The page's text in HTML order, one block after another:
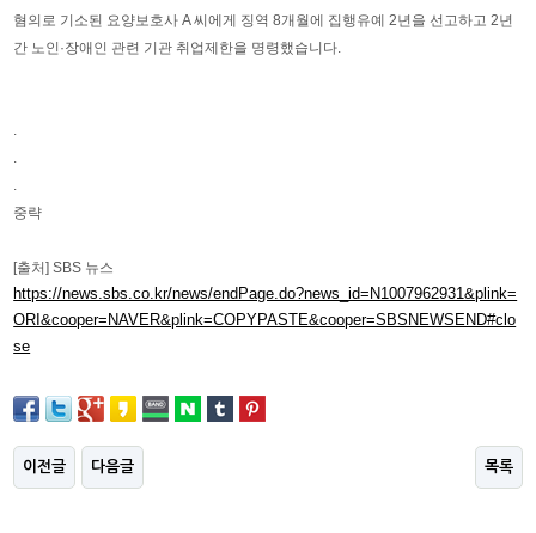
혐의로 기소된 요양보호사 A 씨에게 징역 8개월에 집행유예 2년을 선고하고 2년
간 노인·장애인 관련 기관 취업제한을 명령했습니다.
.
.
.
중략
[출처] SBS 뉴스
https://news.sbs.co.kr/news/endPage.do?news_id=N1007962931&plink=
ORI&cooper=NAVER&plink=COPYPASTE&cooper=SBSNEWSEND#clo
se
이전글 다음글 목록